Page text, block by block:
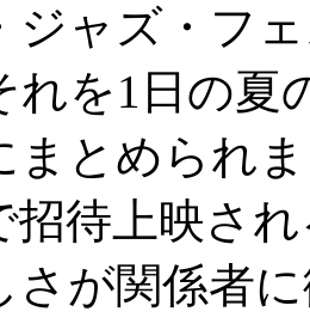
ジャズ・フ
れを1日の夏
まとめられ
招待上映さ
さが関係者